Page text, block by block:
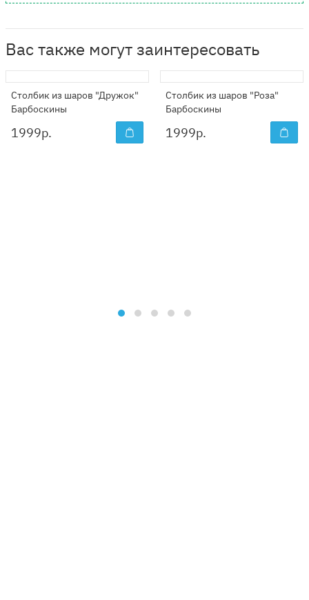
Вас также могут заинтересовать
Столбик из шаров "Дружок"
Барбоскины
1999р.
Столбик из шаров "Роза"
Барбоскины
1999р.